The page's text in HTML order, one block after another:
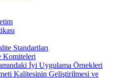
Standartları
Komiteleri
İyi Uygulama Örnekleri
Kalitesinin Geliştirilmesi ve